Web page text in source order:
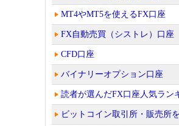
MT4やMT5を使えるFX口座
FX自動売買（シストレ）口座
CFD口座
バイナリーオプション口座
読者が選んだFX口座人気ラン
ビットコイン取引所・販売所